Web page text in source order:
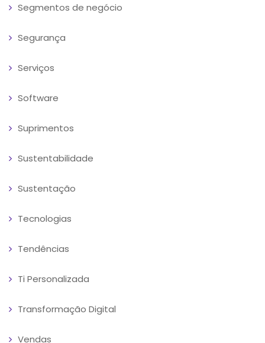
Segmentos de negócio
Segurança
Serviços
Software
Suprimentos
Sustentabilidade
Sustentação
Tecnologias
Tendências
Ti Personalizada
Transformação Digital
Vendas